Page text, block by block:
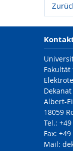
Dekanat
Albert-
18059
Tel.:
Fax:
Mail: